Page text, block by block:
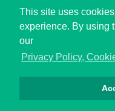
This site uses
experience. By using
our
Privacy Policy,
Copyright © i2Symbol
Privacy